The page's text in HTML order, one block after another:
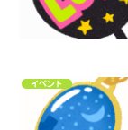
イベント